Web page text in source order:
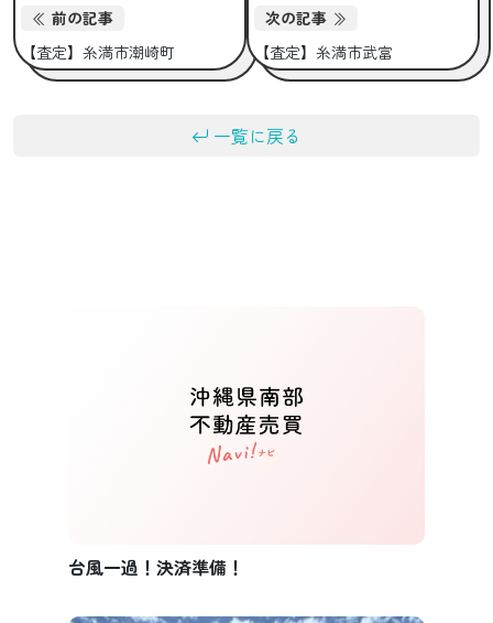
前の記事
【査定】糸満市潮崎町
次の記事
【査定】糸満市武富
一覧に戻る
台風一過！決済準備！